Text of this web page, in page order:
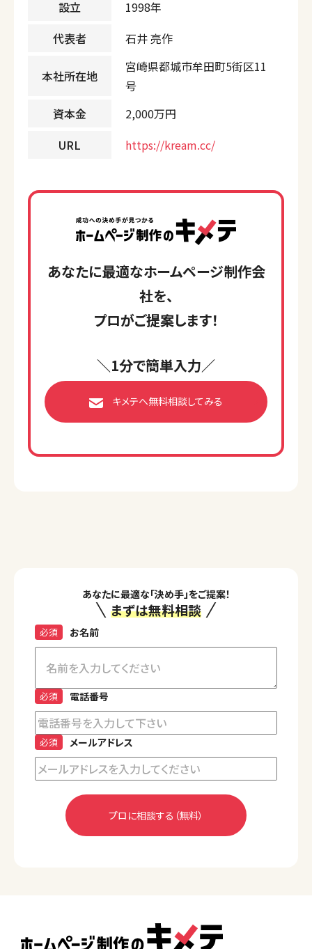
設立
1998年
代表者
石井 亮作
本社所在地
宮崎県都城市牟田町5街区11
号
資本金
2,000万円
URL
https://kream.cc/
あなたに最適なホームページ制作会
社を、
プロがご提案します！
＼1分で簡単入力／
キメテへ無料相談してみる
あなたに最適な「決め手」をご提案！
まずは無料相談
お名前
必須
電話番号
必須
メールアドレス
必須